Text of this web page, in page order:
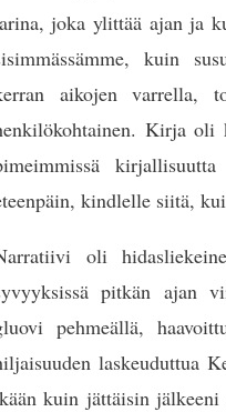
joka ylittää ajan ja
kuin
aikojen varrella,
Kirja oli
kindlelle siitä,
oli
pitkän ajan
pehmeällä,
laskeuduttua
kuin jättäisin